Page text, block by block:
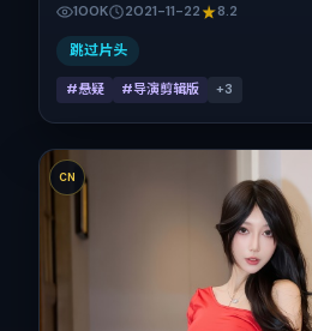
影片定于 2021-11-22 起陆续登陆院
后公映，片长141分钟。
100K 2021-11-22 8.2
跳过片头
#悬疑 #导演剪辑版 +3
CN